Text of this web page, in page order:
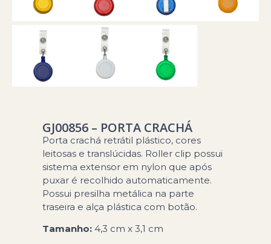
GJ00856 – PORTA CRACHÁ
Porta crachá retrátil plástico, cores
leitosas e translúcidas. Roller clip possui
sistema extensor em nylon que após
puxar é recolhido automaticamente.
Possui presilha metálica na parte
traseira e alça plástica com botão.
Tamanho: 4,3 cm x 3,1 cm